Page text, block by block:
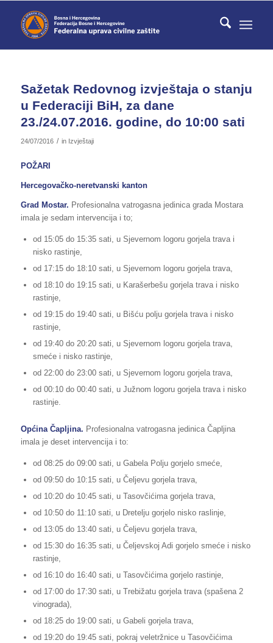
Sažetak Redovnog izvještaja o stanju
u Federaciji BiH, za dane
23./24.07.2016. godine, do 10:00 sati
24/07/2016 / in Izvještaji
POŽARI
Hercegovačko-neretvanski kanton
Grad Mostar. Profesionalna vatrogasna jedinica grada Mostara
imala je sedam intervencija i to;
od 15:05 do 15:35 sati, u Sjevernom logoru gorjela trava i
nisko rastinje,
od 17:15 do 18:10 sati, u Sjevernom logoru gorjela trava,
od 18:10 do 19:15 sati, u Karašerbešu gorjela trava i nisko
rastinje,
od 19:15 do 19:40 sati, u Bišću polju gorjela trava i nisko
rastinje,
od 19:40 do 20:20 sati, u Sjevernom logoru gorjela trava,
smeće i nisko rastinje,
od 22:00 do 23:00 sati, u Sjevernom logoru gorjela trava,
od 00:10 do 00:40 sati, u Južnom logoru gorjela trava i nisko
rastinje.
Općina Čapljina. Profesionalna vatrogasna jedinica Čapljina
imala je deset intervencija i to:
od 08:25 do 09:00 sati, u Gabela Polju gorjelo smeće,
od 09:50 do 10:15 sati, u Čeljevu gorjela trava,
od 10:20 do 10:45 sati, u Tasovčićima gorjela trava,
od 10:50 do 11:10 sati, u Dretelju gorjelo nisko raslinje,
od 13:05 do 13:40 sati, u Čeljevu gorjela trava,
od 15:30 do 16:35 sati, u Čeljevskoj Adi gorjelo smeće i nisko
rastinje,
od 16:10 do 16:40 sati, u Tasovčićima gorjelo rastinje,
od 17:00 do 17:30 sati, u Trebižatu gorjela trava (spašena 2
vinograda),
od 18:25 do 19:00 sati, u Gabeli gorjela trava,
od 19:20 do 19:45 sati, pokraj veletržnice u Tasovčićima